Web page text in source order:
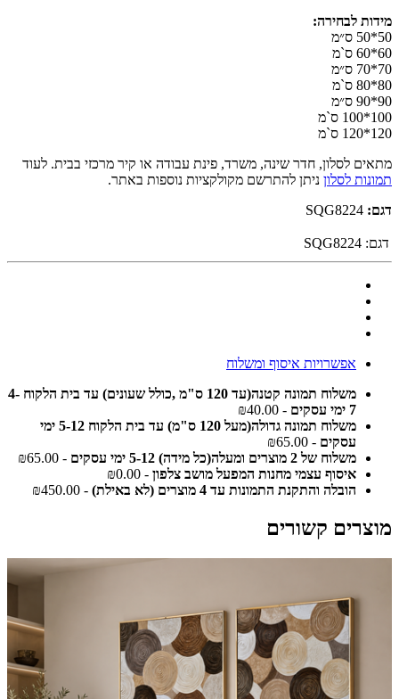
מידות לבחירה:
50*50 ס״מ
60*60 ס`מ
70*70 ס״מ
80*80 ס`מ
90*90 ס״מ
100*100 ס`מ
120*120 ס`מ
מתאים לסלון, חדר שינה, משרד, פינת עבודה או קיר מרכזי בבית. לעוד
תמונות לסלון ניתן להתרשם מקולקציות נוספות באתר.
דגם:
דגם: SQG8224
אפשרויות איסוף ומשלוח
משלוח תמונה קטנה(עד 120 ס"מ ,כולל שעונים) עד בית הלקוח 4-
7 ימי עסקים
- ₪40.00
משלוח תמונה גדולה(מעל 120 ס"מ) עד בית הלקוח 5-12 ימי
עסקים - ₪65.00
משלוח של 2 מוצרים ומעלה(כל מידה) 5-12 ימי עסקים
- ₪65.00
איסוף עצמי מחנות המפעל מושב צלפון - ₪0.00
הובלה והתקנת התמונות עד 4 מוצרים (לא באילת)
- ₪450.00
מוצרים קשורים